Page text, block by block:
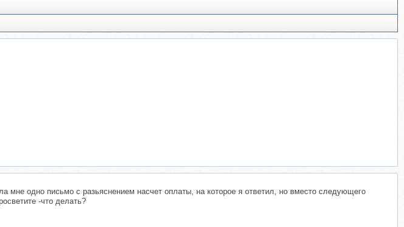
одно письмо с разьяснением насчет оплаты, на которое я ответил, но вместо следующего
-что делать?